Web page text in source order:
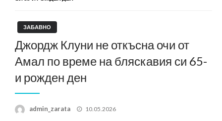
ЗАБАВНО
Джордж Клуни не откъсна очи от
Амал по време на бляскавия си 65-
и рожден ден
admin_zarata
Posted
10.05.2026